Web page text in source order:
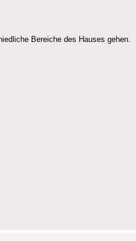
Bereiche des Hauses gehen.